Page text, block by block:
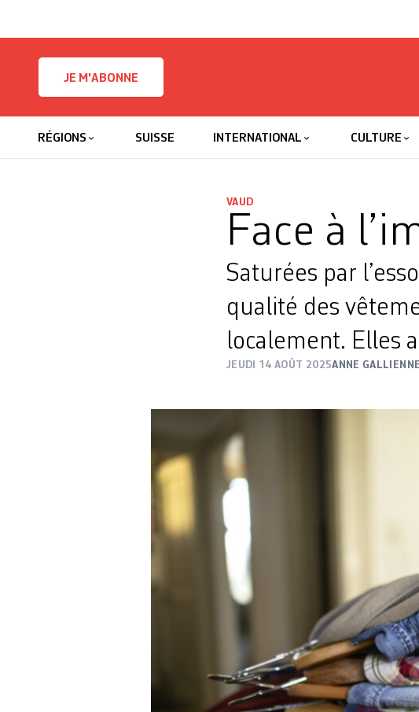
JE M'ABONNE
RÉGIONS SUISSE INTERNATIONAL CULTURE
VAUD
Face à
Saturées par
qualité des
localement. Elles
JEUDI 14 AOÛT 2025ANNE GALLIENNE